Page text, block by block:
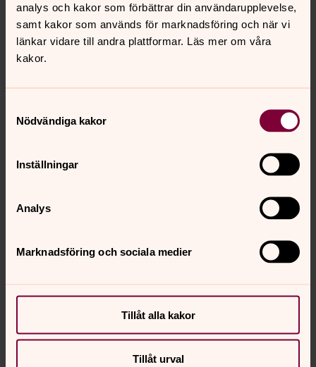
analys och kakor som förbättrar din användarupplevelse,
samt kakor som används för marknadsföring och när vi
länkar vidare till andra plattformar. Läs mer om våra
kakor.
Nödvändiga kakor
Inställningar
Analys
Marknadsföring och sociala medier
Tillåt alla kakor
Tillåt urval
anna-karin.blomqvist@svenskakyrkan.se
Synpunkter eller frågor på sidans
genarp.forsamling@svenskakyrkan.se